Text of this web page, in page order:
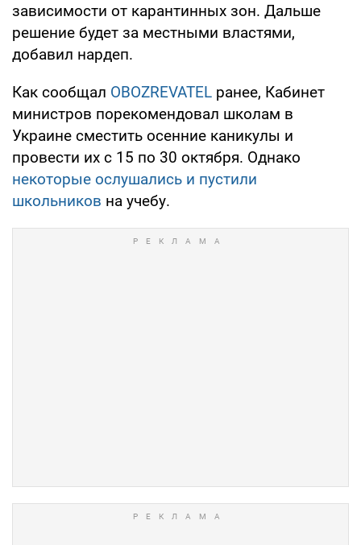
зависимости от карантинных зон. Дальше
решение будет за местными властями,
добавил нардеп.
Как сообщал OBOZREVATEL ранее, Кабинет
министров порекомендовал школам в
Украине сместить осенние каникулы и
провести их с 15 по 30 октября. Однако
некоторые ослушались и пустили
школьников на учебу.